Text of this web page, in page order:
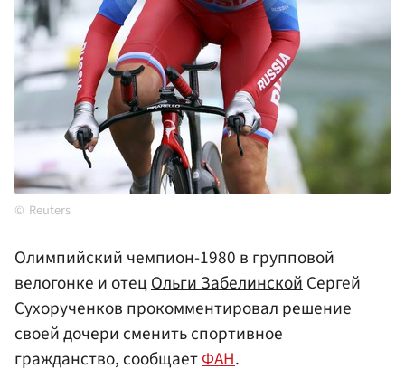
Reuters
Олимпийский чемпион-1980 в групповой
велогонке и отецОльги ЗабелинскойСергей
Сухорученков прокомментировал решение
своей дочери сменить спортивное
гражданство, сообщаетФАН.